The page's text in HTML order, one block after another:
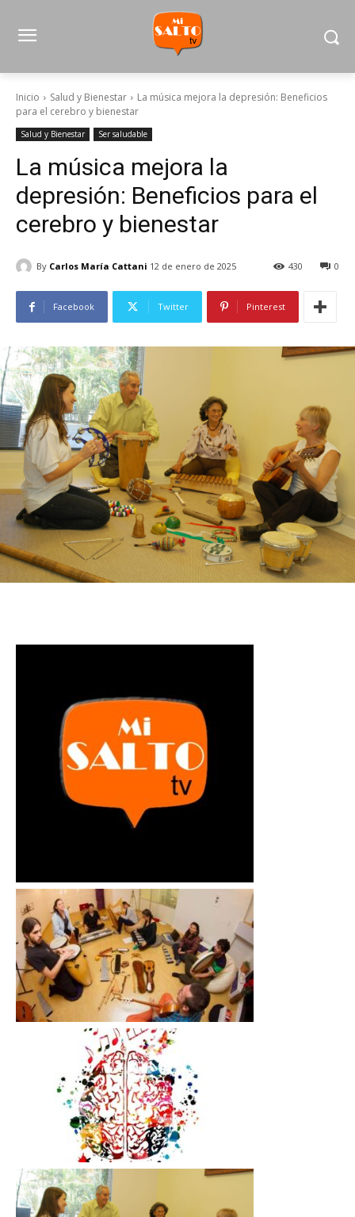
Inicio Salud y Bienestar
La música mejora la depresión: Beneficios
para el cerebro y bienestar
Salud y Bienestar Ser saludable
La música mejora la
depresión: Beneficios para el
cerebro y bienestar
By Carlos María Cattani 12 de enero de 2025 0
430
Facebook Twitter Pinterest